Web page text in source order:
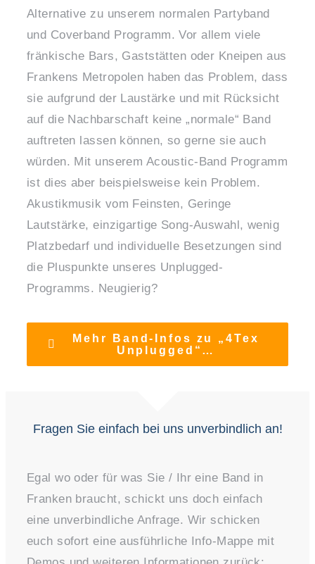
Alternative zu unserem normalen Partyband
und Coverband Programm. Vor allem viele
fränkische Bars, Gaststätten oder Kneipen aus
Frankens Metropolen haben das Problem, dass
sie aufgrund der Laustärke und mit Rücksicht
auf die Nachbarschaft keine „normale“ Band
auftreten lassen können, so gerne sie auch
würden. Mit unserem Acoustic-Band Programm
ist dies aber beispielsweise kein Problem.
Akustikmusik vom Feinsten, Geringe
Lautstärke, einzigartige Song-Auswahl, wenig
Platzbedarf und individuelle Besetzungen sind
die Pluspunkte unseres Unplugged-
Programms. Neugierig?
Mehr Band-Infos zu „4Tex
Unplugged“…
Fragen Sie einfach bei uns unverbindlich an!
Egal wo oder für was Sie / Ihr eine Band in
Franken braucht, schickt uns doch einfach
eine unverbindliche Anfrage. Wir schicken
euch sofort eine ausführliche Info-Mappe mit